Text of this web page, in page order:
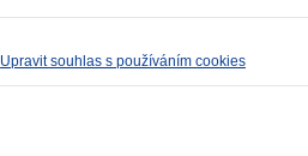
Upravit souhlas s používáním cookies